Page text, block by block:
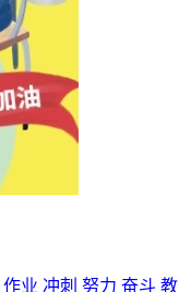
作业 冲刺 努力 奋斗 教